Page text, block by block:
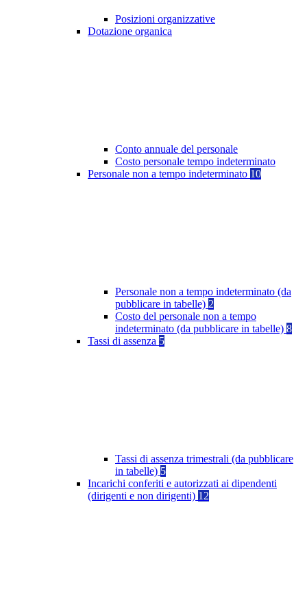
Posizioni organizzative
Dotazione organica
Conto annuale del personale
Costo personale tempo indeterminato
Personale non a tempo indeterminato 10
Personale non a tempo indeterminato (da
pubblicare in tabelle) 2
Costo del personale non a tempo
indeterminato (da pubblicare in tabelle) 8
Tassi di assenza 5
Tassi di assenza trimestrali (da pubblicare
in tabelle) 5
Incarichi conferiti e autorizzati ai dipendenti
(dirigenti e non dirigenti) 12